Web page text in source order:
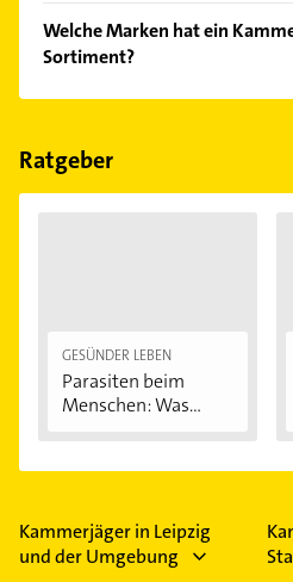
Bitte beachten Sie, dass diese
Feiertagen abweichen können.
Welche Marken hat ein
Sortiment?
Der Kammerjäger verkauft
Ratgeber
GESÜNDER LEBEN
Parasiten beim
Menschen: Was
Kammerjäger in Leipzig
und der Umgebung